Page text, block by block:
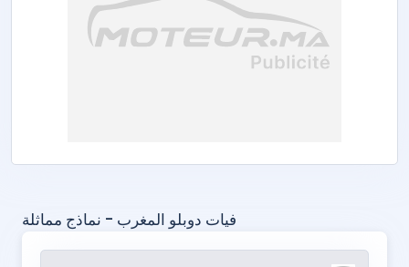
فيات دوبلو المغرب - نماذج مماثلة